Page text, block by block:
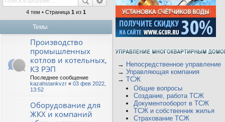
4 тем • Страница 1 из 1
Темы
Производство
промышленных
котлов и котельных,
КЗ РЭП
Последнее сообщение
kazahstankvzr « 03 фев 2022,
13:52
Оборудование для
ЖКХ и компаний
→ Непосредственное управление
→ Управляющая компания
→ ТСЖ
Общие вопросы
Создание, работа ТСЖ
Документооборот в ТСЖ
ТСЖ и собственник жилья
Страхование ТСЖ